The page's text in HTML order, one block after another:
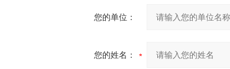
您的单位：
您的姓名：